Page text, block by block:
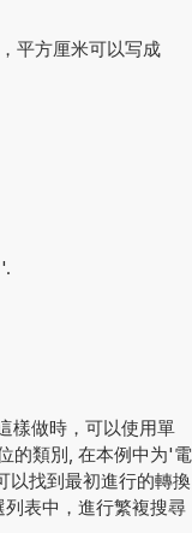
平方厘米可以写成
樣做時，可以使用單
的類別, 在本例中为'電
以找到最初進行的轉換
表中，進行繁複搜尋